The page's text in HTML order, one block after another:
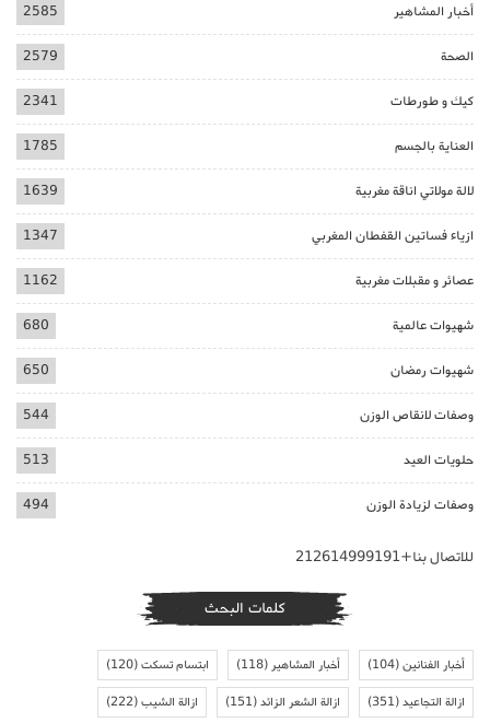
أخبار المشاهير 2585
الصحة 2579
كيك و طورطات 2341
العناية بالجسم 1785
لالة مولاتي اناقة مغربية 1639
ازياء فساتين القفطان المغربي 1347
عصائر و مقبلات مغربية 1162
شهيوات عالمية 680
شهيوات رمضان 650
وصفات لانقاص الوزن 544
حلويات العيد 513
وصفات لزيادة الوزن 494
للاتصال بنا+212614999191
كلمات البحث
أخبار الفنانين(104) أخبار المشاهير(118) ابتسام تسكت(120)
ازالة التجاعيد(351) ازالة الشعر الزائد(151) ازالة الشيب(222)